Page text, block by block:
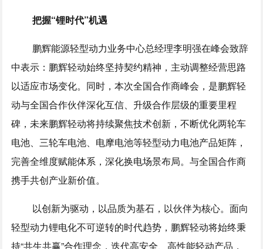
把握“锂时代”机遇
鹏辉能源轻型动力业务中心总经理李明强在峰会致辞
中表示：鹏辉轻动始终坚持契约精神，主动调整经营思路
以适应市场变化。同时，本次全国合作商峰会，是鹏辉轻
动与全国合作伙伴深化互信、升级合作层级的重要里程
碑，未来鹏辉轻动将持续聚焦技术创新，不断优化两轮车
电池、三轮车电池、电摩电池等轻型动力电池产品矩阵，
完善全维度赋能体系，深化换电场景布局。与全国合作商
携手共创产业新价值。
以创新为驱动，以品质为基石，以伙伴为核心。面向
轻型动力锂电化不可逆转的时代趋势，鹏辉轻动将始终秉
持“共生共赢”合作理念，迭代高安全、高性能轻动产品，